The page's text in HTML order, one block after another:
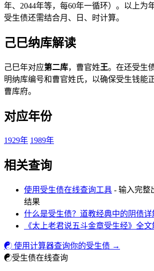
年、2044年等，每60年一循环）。以上为
受生债还需结合月、日、时计算。
己巳纳库解读
己巳年对应第二库，曹官姓王。在还受生
明纳库编号和曹官姓氏，以确保受生钱能
曹库府。
对应年份
1929年 1989年
相关查询
使用受生债在线查询工具 - 输入完整
结果
什么是受生债？道教经典中的阴债详
《太上老君说五斗金章受生经》全
☯ 使用计算器查询你的受生债 →
☯受生债在线查询